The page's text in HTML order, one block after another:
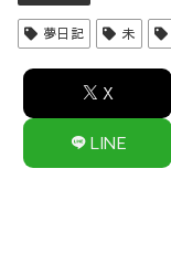
夢日記 未
X
LINE